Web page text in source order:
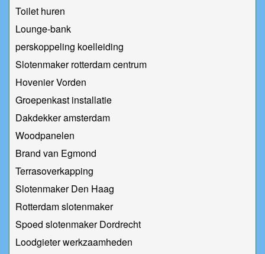
Toilet huren
Lounge-bank
perskoppeling koelleiding
Slotenmaker rotterdam centrum
Hovenier Vorden
Groepenkast installatie
Dakdekker amsterdam
Woodpanelen
Brand van Egmond
Terrasoverkapping
Slotenmaker Den Haag
Rotterdam slotenmaker
Spoed slotenmaker Dordrecht
Loodgieter werkzaamheden